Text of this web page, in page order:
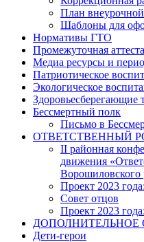
План внеурочной
Шаблоны для
Нормативы ГТО
Промежуточная
Медиа ресурсы и
Патриотическое
Экологическое
Здоровьесберегающие
Бессмертный полк
Письмо в
ОТВЕТСТВЕННЫЙ
II районная
движения
Ворошиловского
Проект 2023
Совет отцов
Проект 2023
ДОПОЛНИТЕЛЬНОЕ
Дети-герои